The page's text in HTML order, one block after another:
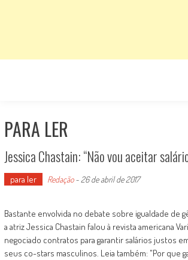
PARA LER
Jessica Chastain: “Não vou aceitar
para ler Redação- 26 de abril de 2017
Bastante envolvida no debate sobre igualdade de
a atriz Jessica Chastain falou à revista americana
negociado contratos para garantir salários justos
seus co-stars masculinos. Leia também: "Por que